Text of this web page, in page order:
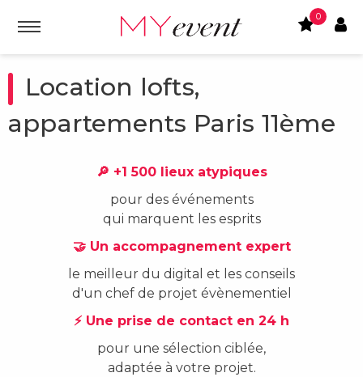
0
Location lofts,
appartements Paris 11ème
🔎 +1 500 lieux atypiques
pour des événements
qui marquent les esprits
🤝 Un accompagnement expert
le meilleur du digital et les conseils
d'un chef de projet évènementiel
⚡ Une prise de contact en 24 h
pour une sélection ciblée,
adaptée à votre projet.